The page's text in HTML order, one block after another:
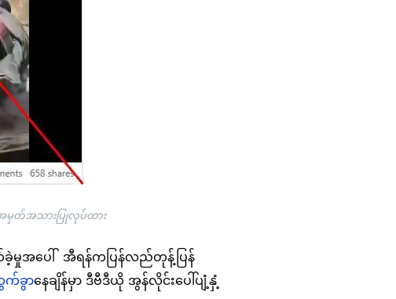
အမှတ်အသားပြုလုပ်ထား
မှုအပေါ် အီရန်ကပြန်လည်တုန့်ပြန်
က်ခွာနေချိန်မှာ ဒီဗီဒီယို အွန်လိုင်းပေါ်ပျံ့နှံ့